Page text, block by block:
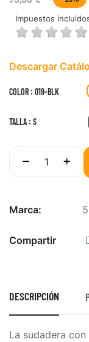
Impuestos
Descargar
COLOR : 019-BLK
TALLA : S
Marca:
Compartir
DESCRIPCIÓN
La sudadera